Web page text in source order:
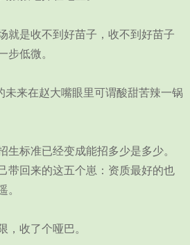
是收不到好苗子，收不到好苗子
步低微。
来在赵大嘴眼里可谓酸甜苦辣一锅
标准已经变成能招多少是多少。
带回来的这五个崽：资质最好的也
。
收了个哑巴。